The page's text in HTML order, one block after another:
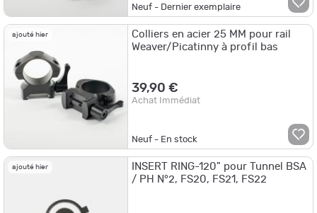
Neuf - Dernier exemplaire
ajouté hier
Colliers en acier 25 MM pour rail
Weaver/Picatinny à profil bas
39,90 €
Achat Immédiat
Neuf - En stock
ajouté hier
INSERT RING-120" pour Tunnel BSA
/ PH N°2, FS20, FS21, FS22